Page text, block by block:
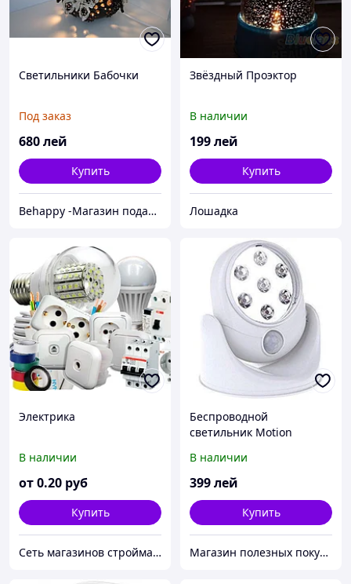
Светильники Бабочки
Под заказ
680лей
Купить
Behappy -Магазин подарков ручной работы
Звёздный Проэктор
В наличии
199лей
Купить
Лошадка
Электрика
В наличии
от0.20 руб
Купить
Сеть магазинов стройматериалов и сантехники ЛЮРСАН
Беспроводной
светильник Motion
В наличии
399лей
Купить
Магазин полезных покупок "Goodbuy"